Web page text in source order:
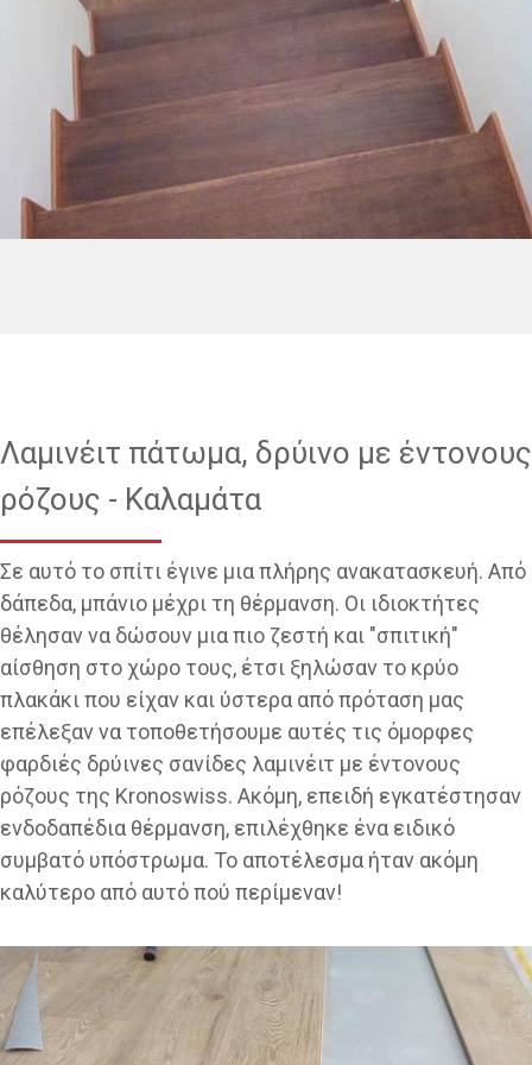
Λαμινέιτ πάτωμα, δρύινο με έντονους
ρόζους - Καλαμάτα
Σε αυτό το σπίτι έγινε μια πλήρης ανακατασκευή. Από
δάπεδα, μπάνιο μέχρι τη θέρμανση. Οι ιδιοκτήτες
θέλησαν να δώσουν μια πιο ζεστή και "σπιτική"
αίσθηση στο χώρο τους, έτσι ξηλώσαν το κρύο
πλακάκι που είχαν και ύστερα από πρόταση μας
επέλεξαν να τοποθετήσουμε αυτές τις όμορφες
φαρδιές δρύινες σανίδες λαμινέιτ με έντονους
ρόζους της Kronoswiss. Ακόμη, επειδή εγκατέστησαν
ενδοδαπέδια θέρμανση, επιλέχθηκε ένα ειδικό
συμβατό υπόστρωμα. Το αποτέλεσμα ήταν ακόμη
καλύτερο από αυτό πού περίμεναν!